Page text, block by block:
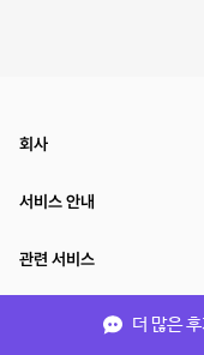
더 많은 후
회사
서비스 안내
관련 서비스